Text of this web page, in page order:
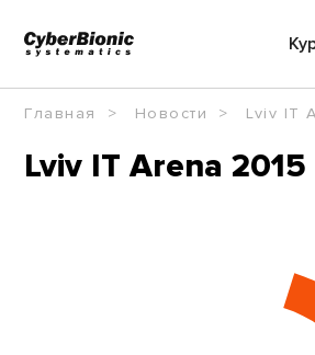
Главная Новости Lviv IT
Lviv IT Arena 2015